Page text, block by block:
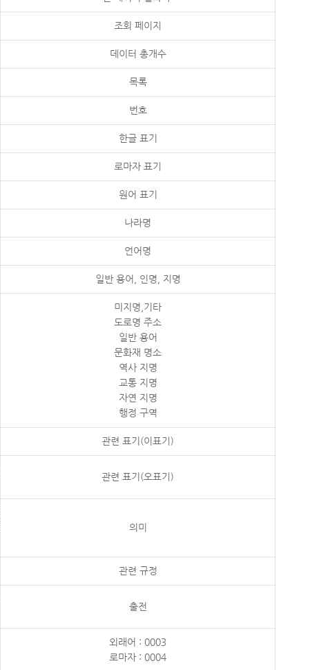
조회 페이지
데이터 총개수
목록
번호
한글 표기
로마자 표기
원어 표기
나라명
언어명
일반 용어, 인명, 지명
미지명,기타
도로명 주소
일반 용어
문화재 명소
역사 지명
교통 지명
자연 지명
행정 구역
관련 표기(이표기)
관련 표기(오표기)
의미
관련 규정
출전
외래어 : 0003
로마자 : 0004